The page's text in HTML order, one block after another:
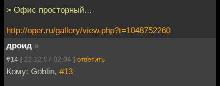
> Офис просторный...
http://oper.ru/gallery/view.php?t=1048752260
дроид »
#14 | 22.12.07 02:04 | ответить
Кому: Goblin, #13